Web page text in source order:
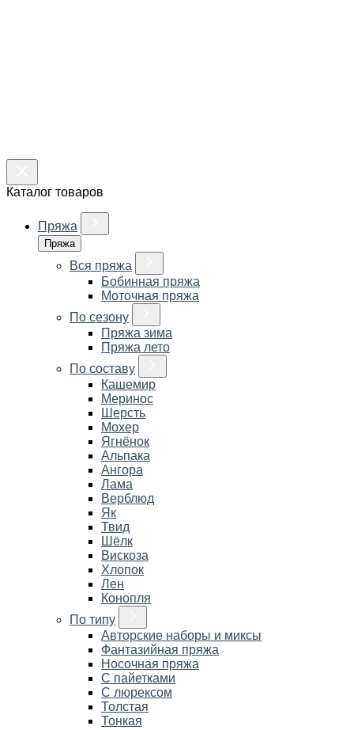
Каталог товаров
Пряжа
Пряжа
Вся пряжа
Бобинная пряжа
Моточная пряжа
По сезону
Пряжа зима
Пряжа лето
По составу
Кашемир
Меринос
Шерсть
Мохер
Ягнёнок
Альпака
Ангора
Лама
Верблюд
Як
Твид
Шёлк
Вискоза
Хлопок
Лен
Конопля
По типу
Авторские наборы и миксы
Фантазийная пряжа
Носочная пряжа
С пайетками
С люрексом
Толстая
Тонкая